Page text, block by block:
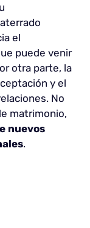
el
puede venir
otra parte, la
y el
No
matrimonio,
nuevos
.